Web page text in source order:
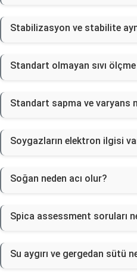
Stabilizasyon ve stabilite
Standart olmayan sıvı
Standart sapma ve varyans
Soygazların elektron ilgisi
Soğan neden acı olur?
Spica assessment soruları
Su aygırı ve gergedan sütü